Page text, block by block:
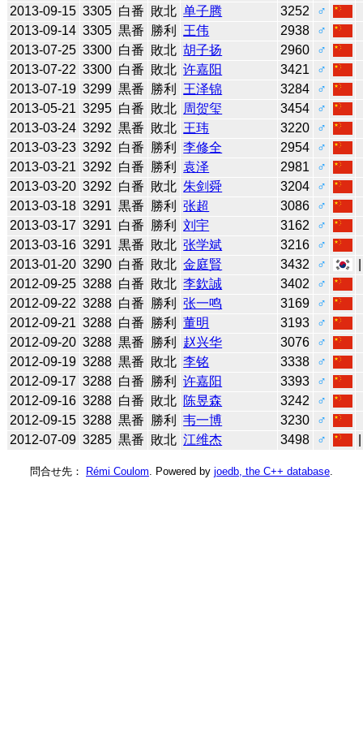
2013-09-15 3305 白番 敗北 单子腾 3252
♂
2013-09-14 3305 黒番 勝利 王伟 2938
♂
2013-07-25 3300 白番 敗北 胡子扬 2960
♂
2013-07-22 3300 白番 敗北 许嘉阳 3421
♂
2013-07-19 3299 黒番 勝利 王泽锦 3284
♂
2013-05-21 3295 白番 敗北 周贺玺 3454
♂
2013-03-24 3292 黒番 敗北 王玮 3220
♂
2013-03-23 3292 白番 勝利 李修全 2954
♂
2013-03-21 3292 白番 勝利 袁泽 2981
♂
2013-03-20 3292 白番 敗北 朱剑舜 3204
♂
2013-03-18 3291 黒番 勝利 张超 3086
♂
2013-03-17 3291 白番 勝利 刘宇 3162
♂
2013-03-16 3291 黒番 敗北 张学斌 3216
♂
2013-01-20 3290 白番 敗北 金庭賢 3432 ♂
2012-09-25 3288 白番 敗北 李欽誠 3402
♂
2012-09-22 3288 白番 勝利 张一鸣 3169
♂
2012-09-21 3288 白番 勝利 董明 3193
♂
2012-09-20 3288 黒番 勝利 赵兴华 3076
♂
2012-09-19 3288 黒番 敗北 李铭 3338
♂
2012-09-17 3288 白番 勝利 许嘉阳 3393
♂
2012-09-16 3288 白番 敗北 陈昱森 3242
♂
2012-09-15 3288 黒番 勝利 韦一博 3230
♂
2012-07-09 3285 黒番 敗北 江维杰 3498 ♂
問合せ先： Rémi Coulom . Powered by joedb, the C++ database